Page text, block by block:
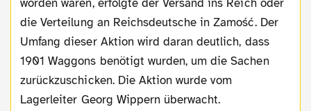
worden waren, erfolgte der Versand ins Reich oder
die Verteilung an Reichsdeutsche in Zamość. Der
Umfang dieser Aktion wird daran deutlich, dass
1901 Waggons benötigt wurden, um die Sachen
zurückzuschicken. Die Aktion wurde vom
Lagerleiter Georg Wippern überwacht.